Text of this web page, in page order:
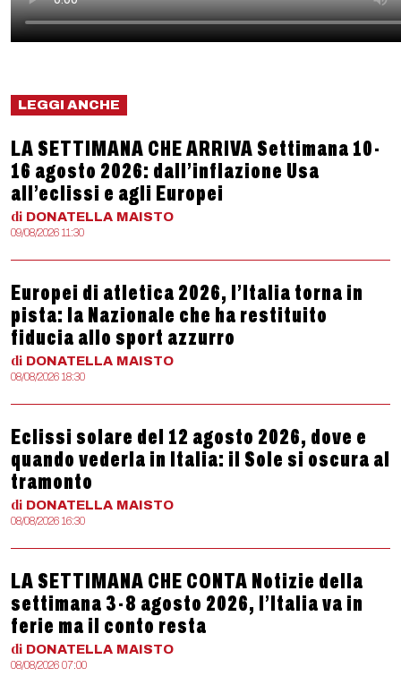
LEGGI ANCHE
LA SETTIMANA CHE ARRIVA Settimana 10-
16 agosto 2026: dall’inflazione Usa
all’eclissi e agli Europei
di DONATELLA MAISTO
09/08/2026 11:30
Europei di atletica 2026, l’Italia torna in
pista: la Nazionale che ha restituito
fiducia allo sport azzurro
di DONATELLA MAISTO
08/08/2026 18:30
Eclissi solare del 12 agosto 2026, dove e
quando vederla in Italia: il Sole si oscura al
tramonto
di DONATELLA MAISTO
08/08/2026 16:30
LA SETTIMANA CHE CONTA Notizie della
settimana 3-8 agosto 2026, l’Italia va in
ferie ma il conto resta
di DONATELLA MAISTO
08/08/2026 07:00